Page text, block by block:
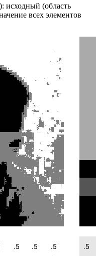
исходный (область
всех элементов